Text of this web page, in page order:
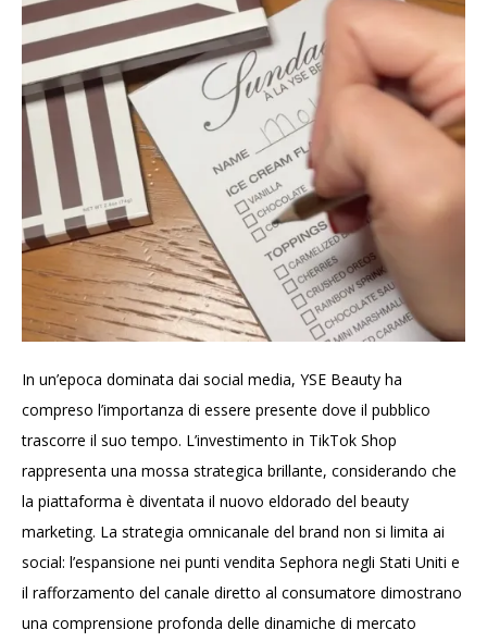
In un’epoca dominata dai social media, YSE Beauty ha
compreso l’importanza di essere presente dove il pubblico
trascorre il suo tempo. L’investimento in TikTok Shop
rappresenta una mossa strategica brillante, considerando che
la piattaforma è diventata il nuovo eldorado del beauty
marketing. La strategia omnicanale del brand non si limita ai
social: l’espansione nei punti vendita Sephora negli Stati Uniti e
il rafforzamento del canale diretto al consumatore dimostrano
una comprensione profonda delle dinamiche di mercato